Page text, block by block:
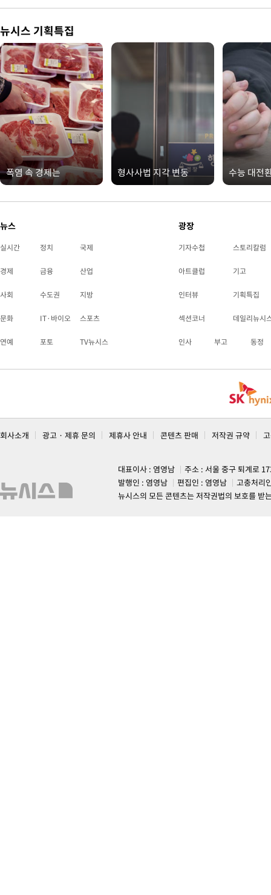
뉴시스 기획특집
폭염 속 경제는 형사사법 지각 변동 수능 대전
뉴스
실시간 정치 국제
경제 금융 산업
사회 수도권 지방
문화 IT·바이오 스포츠
연예 포토 TV뉴시스
광장
기자수첩 스토리칼럼
아트클럽 기고
인터뷰 기획특집
섹션코너 데일리뉴시
인사 부고 동정
회사소개 광고 · 제휴 문의 제휴사 안내 콘텐츠 판매 저작권 규약
대표이사 : 염영남
주소 : 서울 중구 퇴계로
발행인 : 염영남
편집인 : 염영남
고충처리
뉴시스의 모든 콘텐츠는 저작권법의 보호를